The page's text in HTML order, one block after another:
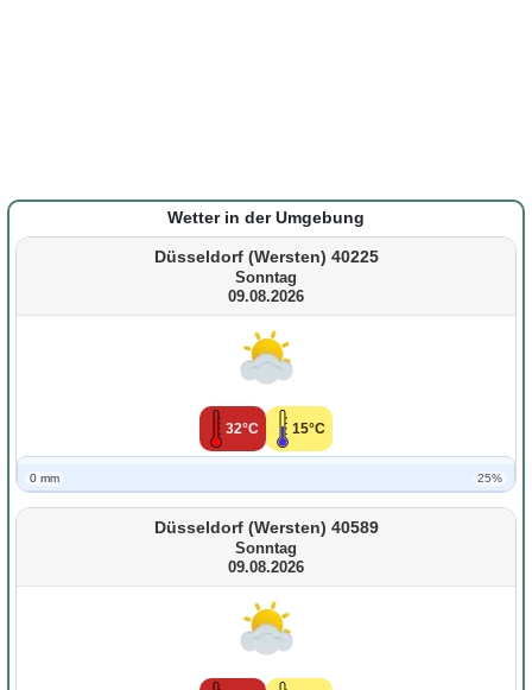
Wetter in der Umgebung
Düsseldorf (Wersten) 40225
Sonntag
09.08.2026
32°C 15°C
0 mm 25%
Düsseldorf (Wersten) 40589
Sonntag
09.08.2026